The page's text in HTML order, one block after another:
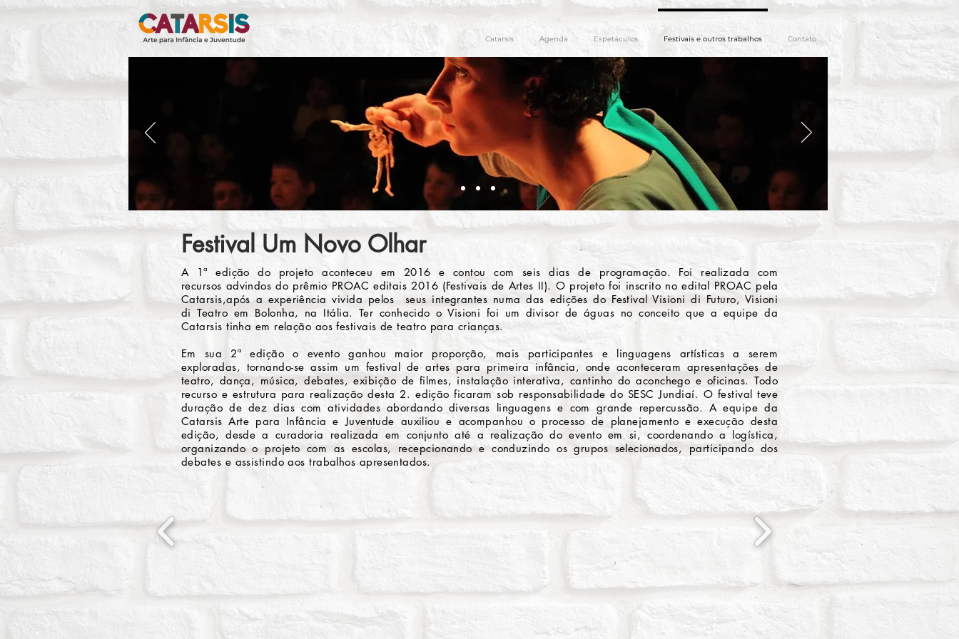
Catarsis Agenda Espetáculos Festivais e outros trabalhos Contato
Festival Um Novo Olhar
A 1ª edição do projeto aconteceu em 2016 e contou com seis dias de programação. Foi realizada com
recursos advindos do prêmio PROAC editais 2016 (Festivais de Artes II). O projeto foi inscrito no edital PROAC pela
Catarsis,após a experiência vivida pelos seus integrantes numa das edições do Festival Visioni di Futuro, Visioni
di Teatro em Bolonha, na Itália. Ter conhecido o Visioni foi um divisor de águas no conceito que a equipe da
Catarsis tinha em relação aos festivais de teatro para crianças.
Em sua 2ª edição o evento ganhou maior proporção, mais participantes e linguagens artísticas a serem
exploradas, tornando-se assim um festival de artes para primeira infância, onde aconteceram apresentações de
teatro, dança, música, debates, exibição de filmes, instalação interativa, cantinho do aconchego e oficinas. Todo
recurso e estrutura para realização desta 2. edição ficaram sob responsabilidade do SESC Jundiaí. O festival teve
duração de dez dias com atividades abordando diversas linguagens e com grande repercussão. A equipe da
Catarsis Arte para Infância e Juventude auxiliou e acompanhou o processo de planejamento e execução desta
edição, desde a curadoria realizada em conjunto até a realização do evento em si, coordenando a logística,
organizando o projeto com as escolas, recepcionando e conduzindo os grupos selecionados, participando dos
debates e assistindo aos trabalhos apresentados.